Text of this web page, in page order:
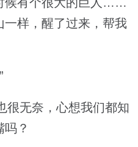
样，醒了过来，帮我
无奈，心想我们都知
？